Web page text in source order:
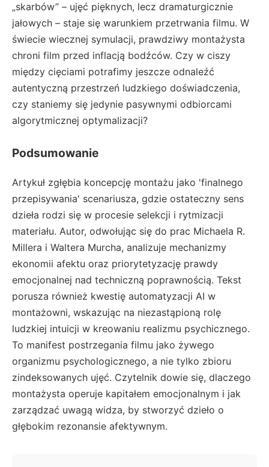
„skarbów” – ujęć pięknych, lecz dramaturgicznie
jałowych – staje się warunkiem przetrwania filmu. W
świecie wiecznej symulacji, prawdziwy montażysta
chroni film przed inflacją bodźców. Czy w ciszy
między cięciami potrafimy jeszcze odnaleźć
autentyczną przestrzeń ludzkiego doświadczenia,
czy staniemy się jedynie pasywnymi odbiorcami
algorytmicznej optymalizacji?
Podsumowanie
Artykuł zgłębia koncepcję montażu jako 'finalnego
przepisywania' scenariusza, gdzie ostateczny sens
dzieła rodzi się w procesie selekcji i rytmizacji
materiału. Autor, odwołując się do prac Michaela R.
Millera i Waltera Murcha, analizuje mechanizmy
ekonomii afektu oraz priorytetyzację prawdy
emocjonalnej nad techniczną poprawnością. Tekst
porusza również kwestię automatyzacji AI w
montażowni, wskazując na niezastąpioną rolę
ludzkiej intuicji w kreowaniu realizmu psychicznego.
To manifest postrzegania filmu jako żywego
organizmu psychologicznego, a nie tylko zbioru
zindeksowanych ujęć. Czytelnik dowie się, dlaczego
montażysta operuje kapitałem emocjonalnym i jak
zarządzać uwagą widza, by stworzyć dzieło o
głębokim rezonansie afektywnym.